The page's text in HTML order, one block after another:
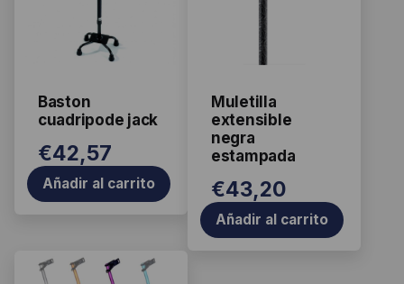
Baston
cuadripode jack
€42,57
Añadir al carrito
Muletilla
extensible
negra
estampada
€43,20
Añadir al carrito
Este